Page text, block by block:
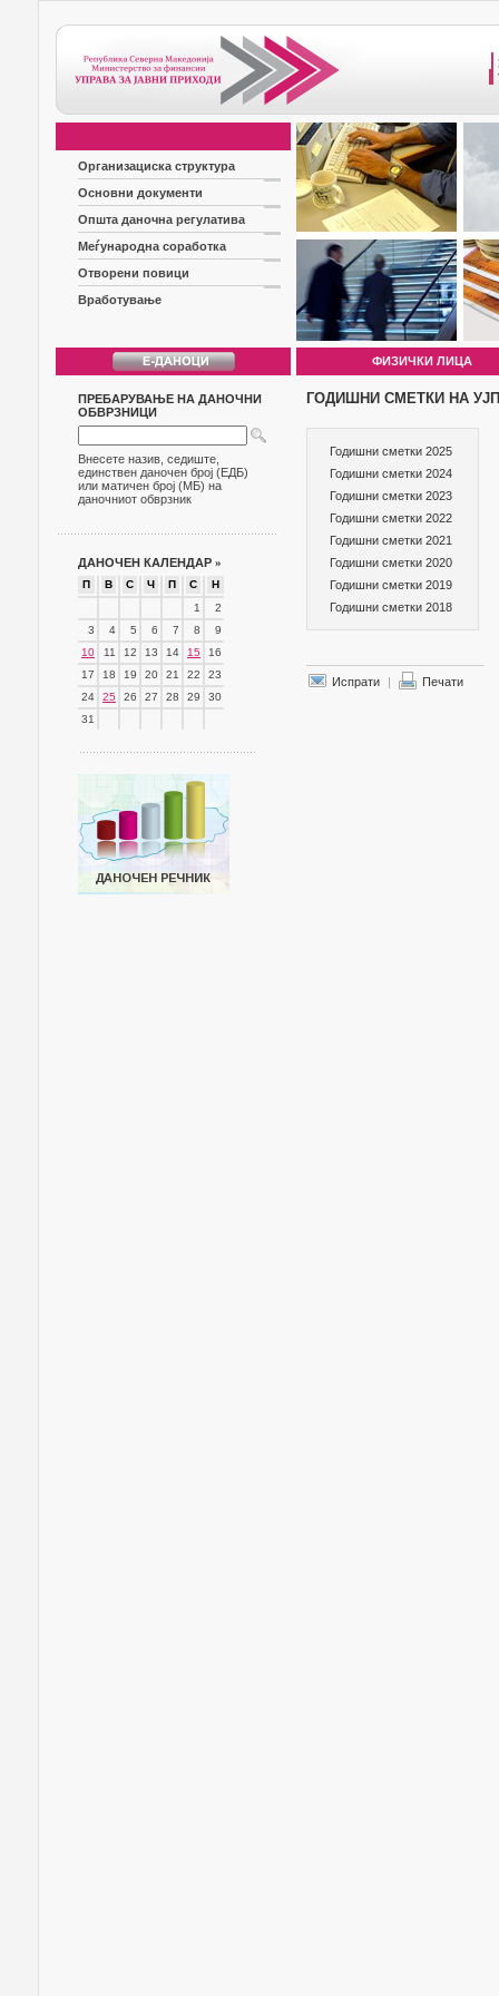
Организациска структура
Основни документи
Општа даночна регулатива
Меѓународна соработка
Отворени повици
Вработување
ФИЗИЧКИ ЛИЦА
ПРЕБАРУВАЊЕ НА ДАНОЧНИ
ОБВРЗНИЦИ
Внесете назив, седиште,
единствен даночен број (ЕДБ)
или матичен број (МБ) на
даночниот обврзник
ДАНОЧЕН КАЛЕНДАР »
П В С Ч П С
Н
1
2
3
4 5 6 7 8
9
10
11 12 13 14 15
16
17
18 19 20 21 22
23
24
25 26 27 28 29
30
31
ГОДИШНИ СМЕТКИ НА УЈП
Годишни сметки 2025
Годишни сметки 2024
Годишни сметки 2023
Годишни сметки 2022
Годишни сметки 2021
Годишни сметки 2020
Годишни сметки 2019
Годишни сметки 2018
Испрати | Печати